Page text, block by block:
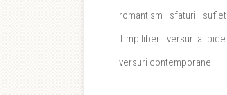
romantism
sfaturi
suflet
Timp liber versuri atipice
versuri contemporane